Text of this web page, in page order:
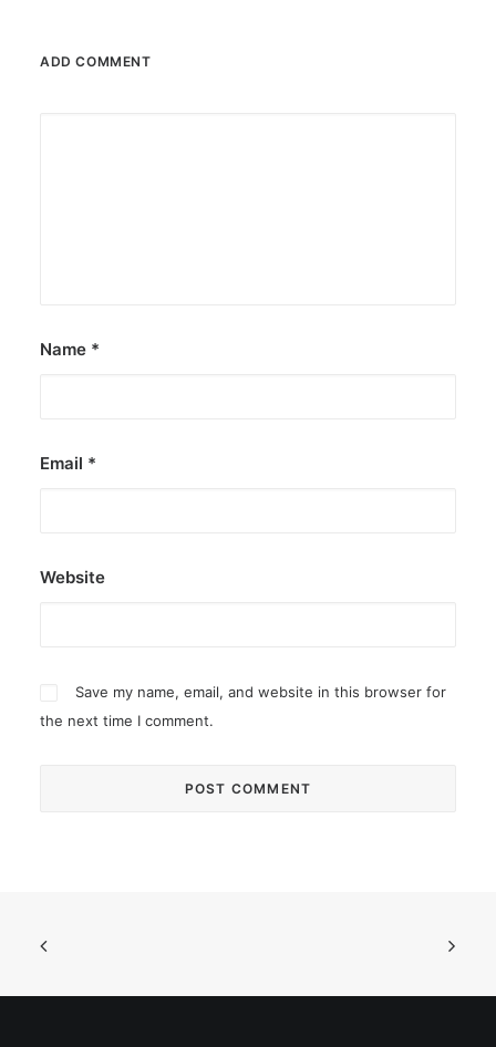
ADD COMMENT
Name *
Email *
Website
Save my name, email, and website in this browser for
the next time I comment.